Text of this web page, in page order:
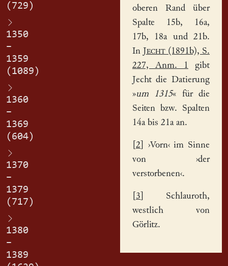
(729)
1350
–
1359
(1089)
1360
–
1369
(604)
1370
–
1379
(717)
1380
–
1389
oberen Rand über
Spalte 15b, 16a,
17b, 18a und 21b.
In Jecht(1891b), S.
227, Anm. 1
gibt
Jecht die Datierung
»um 1315« für die
Seiten bzw. Spalten
14a bis 21a an.
2 ] ›Vorn‹ im Sinne
von ›der
verstorbenen‹.
3 ] Schlauroth,
westlich von
Görlitz.